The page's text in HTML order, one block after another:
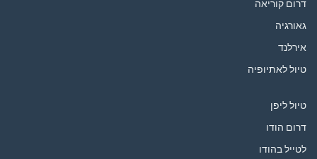
דרום קוריאה
גאורגיה
אירלנד
טיול לאתיופיה
טיול ליפן
דרום הודו
לטייל בהודו